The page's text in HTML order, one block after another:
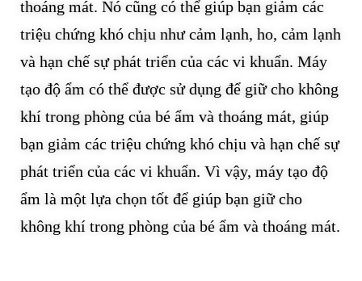
thoáng mát. Nó cũng có thể giúp bạn giảm các
triệu chứng khó chịu như cảm lạnh, ho, cảm lạnh
và hạn chế sự phát triển của các vi khuẩn. Máy
tạo độ ẩm có thể được sử dụng để giữ cho không
khí trong phòng của bé ẩm và thoáng mát, giúp
bạn giảm các triệu chứng khó chịu và hạn chế sự
phát triển của các vi khuẩn. Vì vậy, máy tạo độ
ẩm là một lựa chọn tốt để giúp bạn giữ cho
không khí trong phòng của bé ẩm và thoáng mát.